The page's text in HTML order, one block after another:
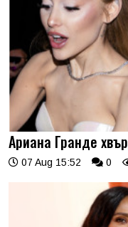
Ариана Гранде
07 Aug 15:52 0